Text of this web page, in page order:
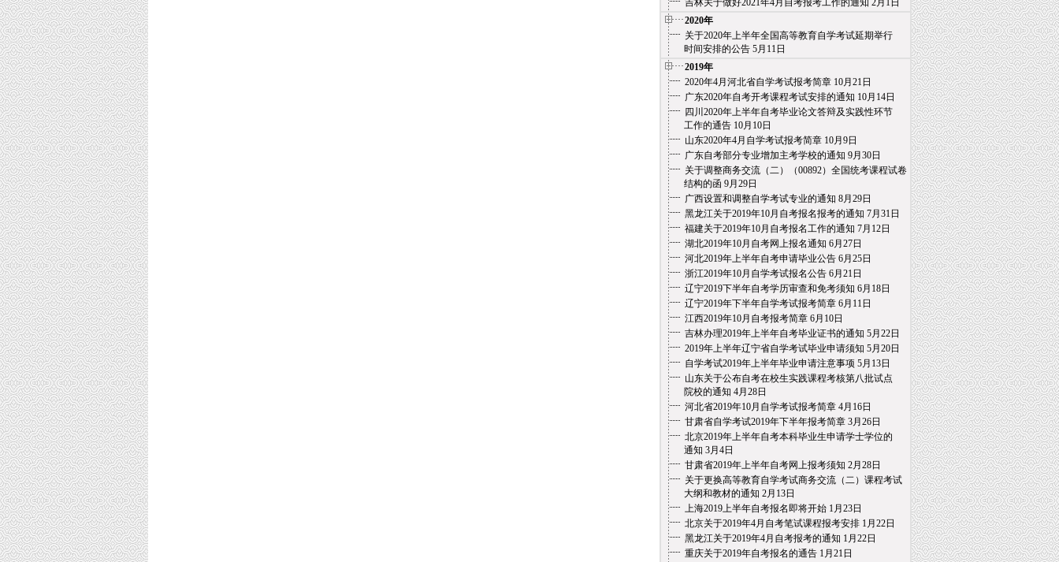
吉林关于做好2021年4月自考报考工作的通知 2月1日
2020年
关于2020年上半年全国高等教育自学考试延期举行
时间安排的公告5月11日
2019年
2020年4月河北省自学考试报考简章10月21日
广东2020年自考开考课程考试安排的通知 10月14日
四川2020年上半年自考毕业论文答辩及实践性环节
工作的通告10月10日
山东2020年4月自学考试报考简章10月9日
广东自考部分专业增加主考学校的通知 9月30日
关于调整商务交流（二）（00892）全国统考课程试卷
结构的函 9月29日
广西设置和调整自学考试专业的通知 8月29日
黑龙江关于2019年10月自考报名报考的通知 7月31日
福建关于2019年10月自考报名工作的通知 7月12日
湖北2019年10月自考网上报名通知 6月27日
河北2019年上半年自考申请毕业公告6月25日
浙江2019年10月自学考试报名公告6月21日
辽宁2019下半年自考学历审查和免考须知 6月18日
辽宁2019年下半年自学考试报考简章6月11日
江西2019年10月自考报考简章6月10日
吉林办理2019年上半年自考毕业证书的通知 5月22日
2019年上半年辽宁省自学考试毕业申请须知 5月20日
自学考试2019年上半年毕业申请注意事项5月13日
山东关于公布自考在校生实践课程考核第八批试点
院校的通知 4月28日
河北省2019年10月自学考试报考简章4月16日
甘肃省自学考试2019年下半年报考简章3月26日
北京2019年上半年自考本科毕业生申请学士学位的
通知 3月4日
甘肃省2019年上半年自考网上报考须知 2月28日
关于更换高等教育自学考试商务交流（二）课程考试
大纲和教材的通知 2月13日
上海2019上半年自考报名即将开始1月23日
北京关于2019年4月自考笔试课程报考安排1月22日
黑龙江关于2019年4月自考报考的通知 1月22日
重庆关于2019年自考报名的通告1月21日